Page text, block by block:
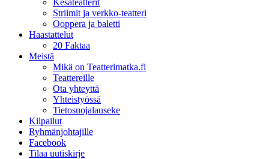
Kesäteatterit
Striimit ja verkko-teatteri
Ooppera ja baletti
Haastattelut
20 Faktaa
Meistä
Mikä on Teatterimatka.fi
Teattereille
Ota yhteyttä
Yhteistyössä
Tietosuojalauseke
Kilpailut
Ryhmänjohtajille
Facebook
Tilaa uutiskirje